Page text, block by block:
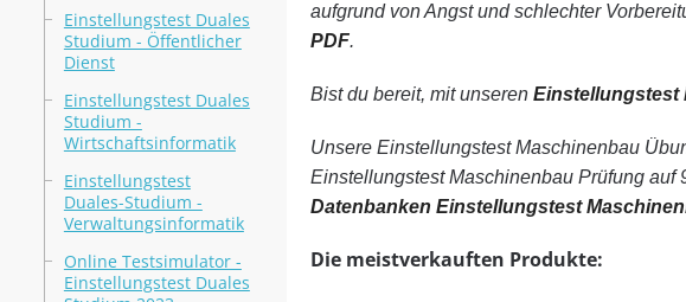
Einstellungstest Duales
Studium - Öffentlicher
Dienst
Einstellungstest Duales
Studium -
Wirtschaftsinformatik
Einstellungstest
Duales-Studium -
Verwaltungsinformatik
Online Testsimulator -
Einstellungstest Duales
aufgrund von Angst und schlechter
PDF.
Bist du bereit, mit unseren Einstellungstest
Unsere Einstellungstest Maschinenbau
Einstellungstest Maschinenbau Prüfung auf
Datenbanken Einstellungstest
Die meistverkauften Produkte: